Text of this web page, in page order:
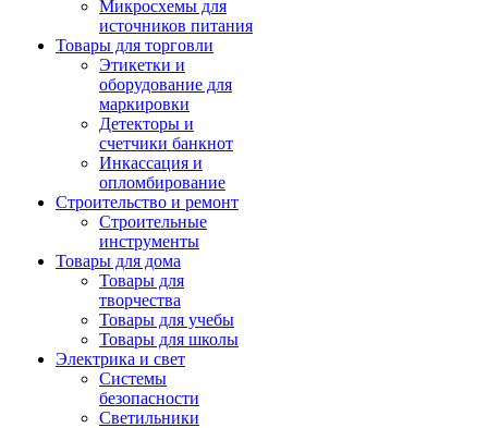
Микросхемы для
источников питания
Товары для торговли
Этикетки и
оборудование для
маркировки
Детекторы и
счетчики банкнот
Инкассация и
опломбирование
Строительство и ремонт
Строительные
инструменты
Товары для дома
Товары для
творчества
Товары для учебы
Товары для школы
Электрика и свет
Системы
безопасности
Светильники